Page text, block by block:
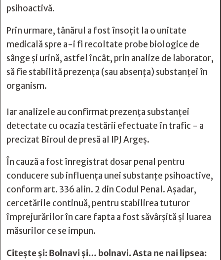
psihoactivă.
Prin urmare, tânărul a fost însoțit la o unitate
medicală spre a-i fi recoltate probe biologice de
sânge și urină, astfel încât, prin analize de laborator,
să fie stabilită prezența (sau absența) substanței în
organism.
Iar analizele au confirmat prezența substanței
detectate cu ocazia testării efectuate în trafic - a
precizat Biroul de presă al IPJ Argeș.
În cauză a fost înregistrat dosar penal pentru
conducere sub influența unei substanțe psihoactive,
conform art. 336 alin. 2 din Codul Penal. Așadar,
cercetările continuă, pentru stabilirea tuturor
împrejurărilor în care fapta a fost săvârșită și luarea
măsurilor ce se impun.
Citește și:Bolnavi şi… bolnavi. Asta ne nai lipsea: